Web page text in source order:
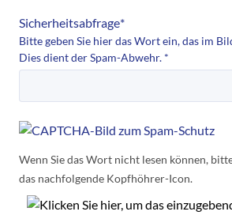
Sicherheitsabfrage*
Bitte geben Sie hier das Wort ein, das im
Dies dient der Spam-Abwehr. *
Wenn Sie das Wort nicht lesen können,
das nachfolgende Kopfhöhrer-Icon.